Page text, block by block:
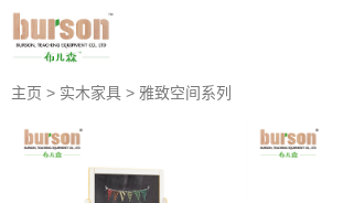
主页 > 实木家具 > 雅致空间系列